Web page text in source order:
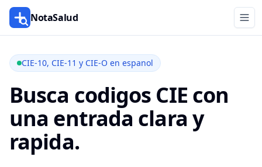
NotaSalud
CIE-10, CIE-11 y CIE-O en espanol
Busca codigos CIE con
una entrada clara y
rapida.